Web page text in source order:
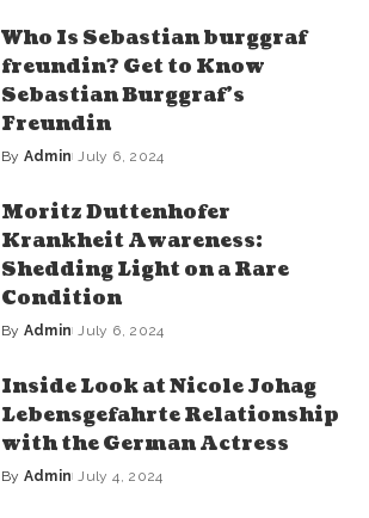
Who Is Sebastian burggraf
freundin? Get to Know
Sebastian Burggraf’s
Freundin
By Admin July 6, 2024
Moritz Duttenhofer
Krankheit Awareness:
Shedding Light on a Rare
Condition
By Admin July 6, 2024
Inside Look at Nicole Johag
Lebensgefahrte Relationship
with the German Actress
By Admin July 4, 2024